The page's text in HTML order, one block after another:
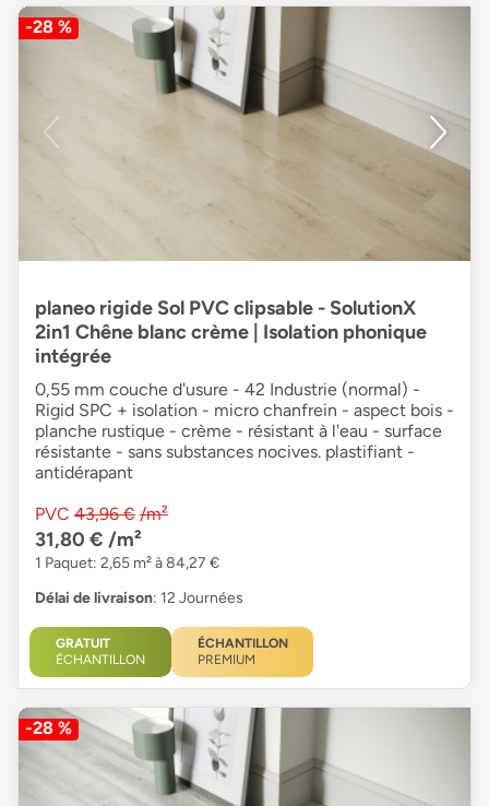
-28 %
planeo rigide Sol PVC clipsable - SolutionX
2in1 Chêne blanc crème | Isolation phonique
intégrée
0,55 mm couche d'usure - 42 Industrie (normal) -
Rigid SPC + isolation - micro chanfrein - aspect bois -
planche rustique - crème - résistant à l'eau - surface
résistante - sans substances nocives. plastifiant -
antidérapant
PVC 43,96 € /m²
31,80 € /m²
1 Paquet: 2,65 m² à 84,27 €
Délai de livraison: 12 Journées
GRATUIT
ÉCHANTILLON
ÉCHANTILLON
PREMIUM
-28 %